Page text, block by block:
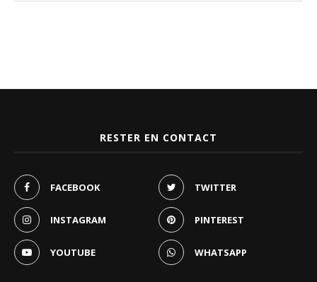
RESTER EN CONTACT
FACEBOOK TWITTER
INSTAGRAM PINTEREST
YOUTUBE WHATSAPP